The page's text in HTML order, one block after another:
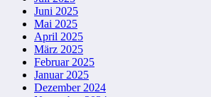
Juni 2025
Mai 2025
April 2025
März 2025
Februar 2025
Januar 2025
Dezember 2024